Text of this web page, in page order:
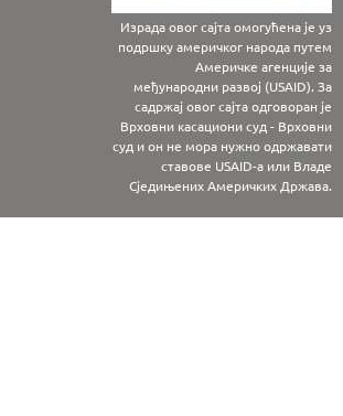
Израда овог сајта омогућена је уз
подршку америчког народа путем
Америчке агенције за
међународни развој (USAID). За
садржај овог сајта одговоран је
Врховни касациони суд - Врховни
суд и он не мора нужно одржавати
ставове USAID-а или Владе
Сједињених Америчких Држава.